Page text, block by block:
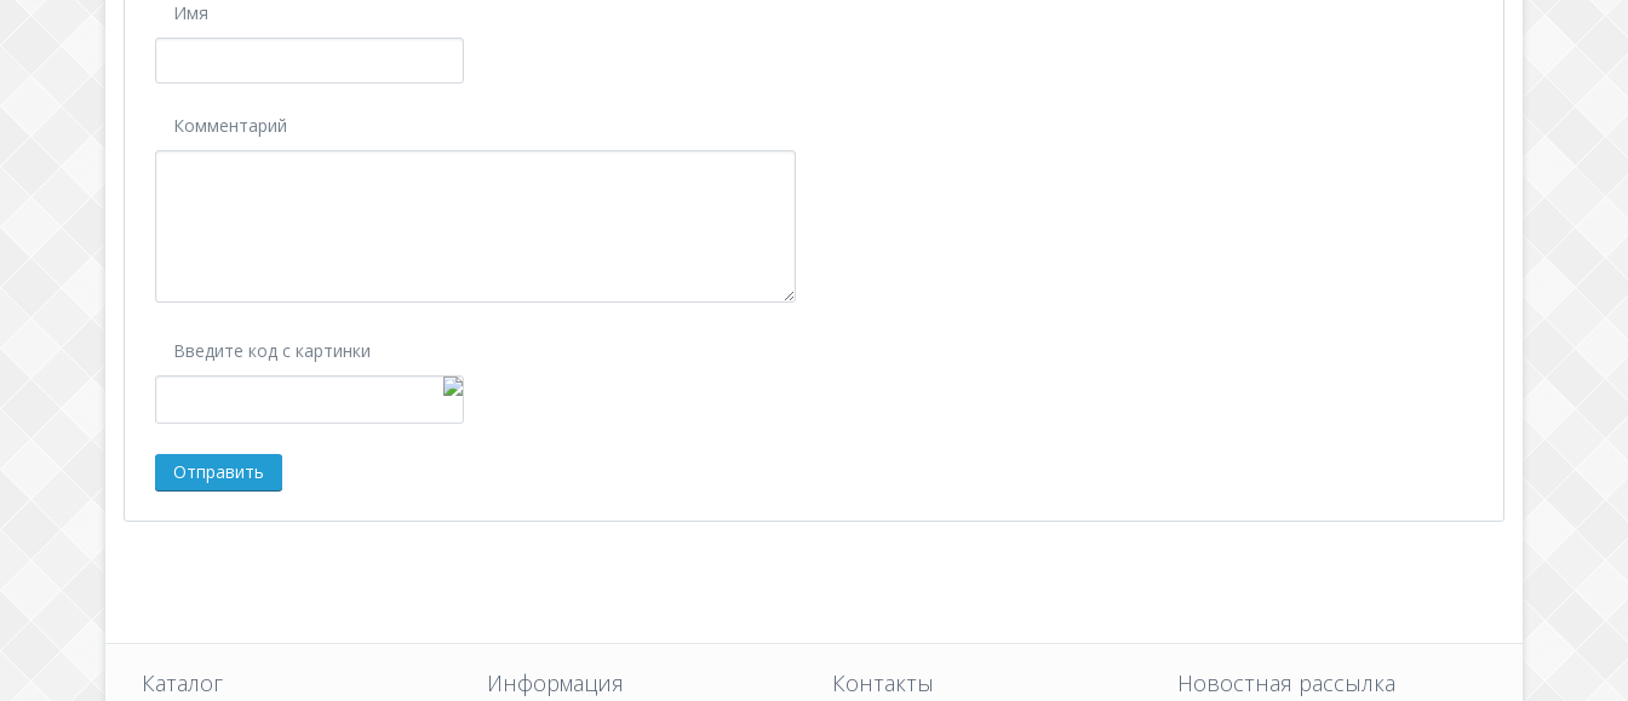
Имя
Комментарий
Введите код с картинки
Каталог Информация Контакты Новостная рассылка